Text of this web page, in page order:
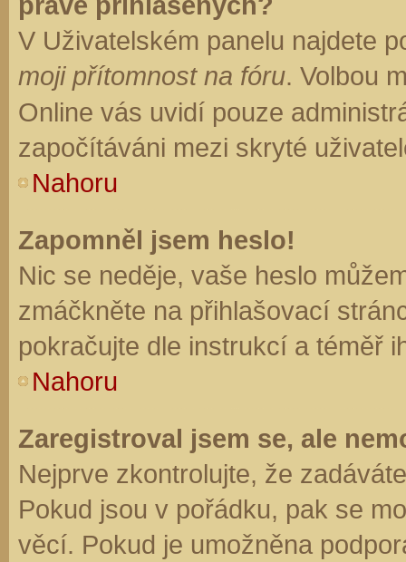
V Uživatelském panelu najdete
moji přítomnost na fóru. Volbou
Online vás uvidí pouze
započítáváni mezi skryté
Nahoru
Zapomněl jsem heslo!
Nic se neděje, vaše heslo
zmáčkněte na přihlašovací
pokračujte dle instrukcí a téměř
Nahoru
Zaregistroval jsem se, ale
Nejprve zkontrolujte, že
Pokud jsou v pořádku, pak se
věcí. Pokud je umožněna